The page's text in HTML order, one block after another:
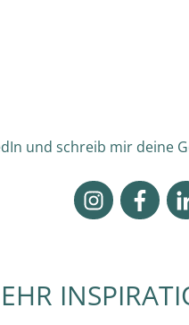
und schreib mir deine